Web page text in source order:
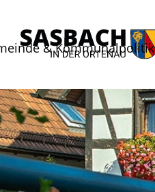
& Kommunalpolitik